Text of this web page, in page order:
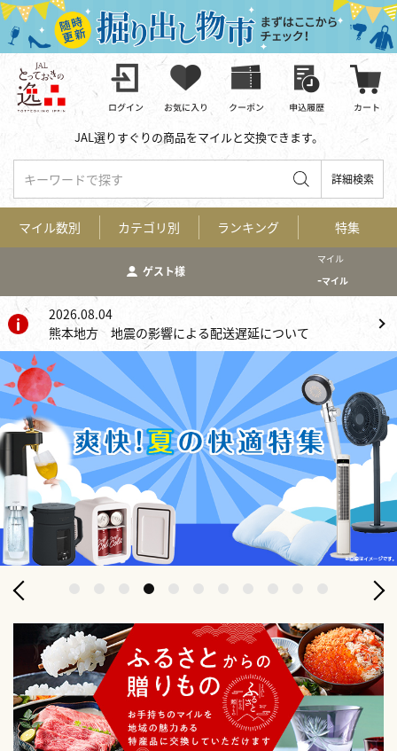
JAL選りすぐりの商品をマイルと交換できます。
キーワードで探す 詳細検索
2026.08.04
熊本地方 地震の影響による配送遅延について
マイル数別 カテゴリ別 ランキング 特集
ゲスト様
マイル
-マイル